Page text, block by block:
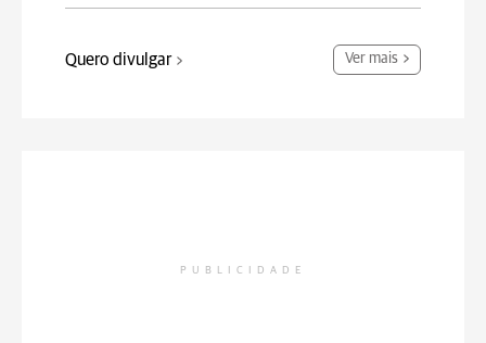
Quero divulgar Ver mais
PUBLICIDADE